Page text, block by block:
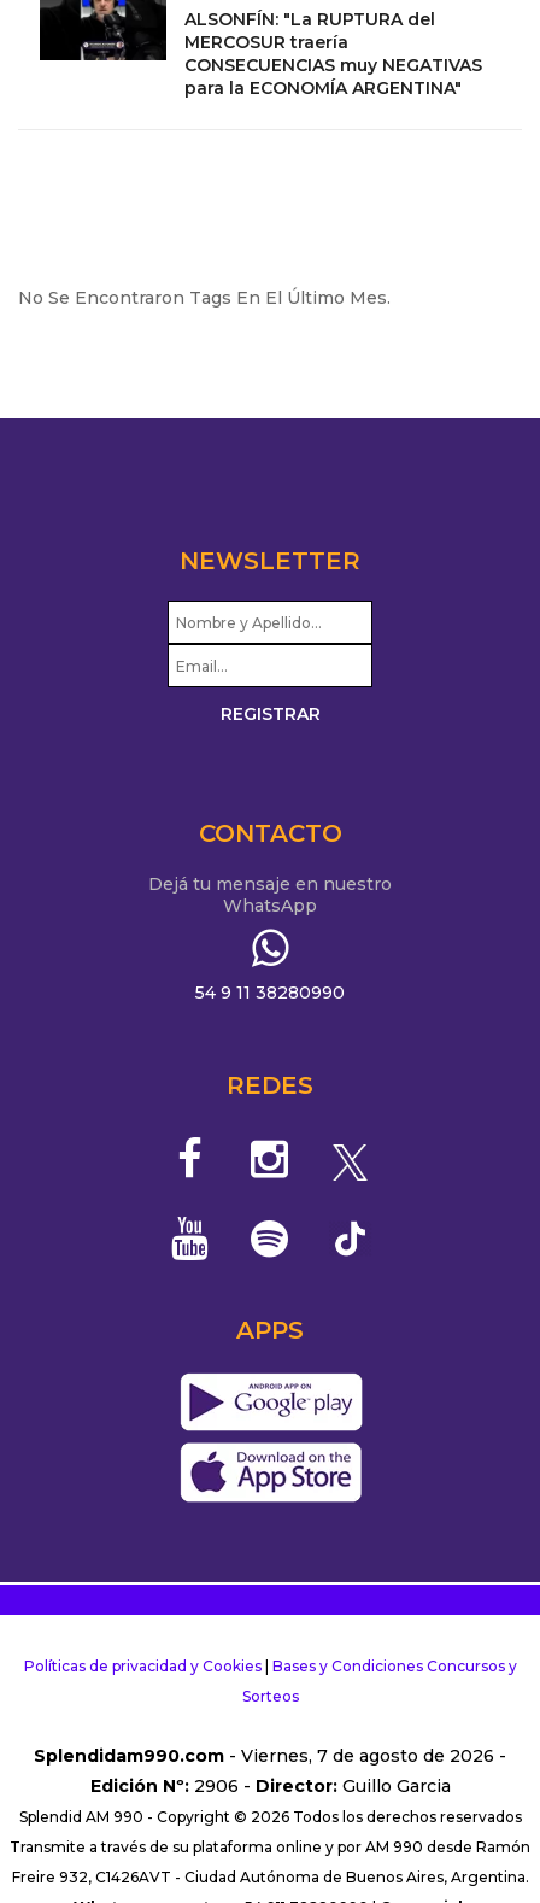
ALSONFÍN: "La RUPTURA del
MERCOSUR traería
CONSECUENCIAS muy NEGATIVAS
para la ECONOMÍA ARGENTINA"
No Se Encontraron Tags En El Último Mes.
NEWSLETTER
CONTACTO
Dejá tu mensaje en nuestro
WhatsApp
54 9 11 38280990
REDES
APPS
Políticas de privacidad y Cookies| Bases y Condiciones Concursos y
Sorteos
Splendidam990.com - Viernes, 7 de agosto de 2026 -
Edición Nº:2906 - Director:Guillo Garcia
Splendid AM 990 - Copyright © 2026 Todos los derechos reservados
Transmite a través de su plataforma online y por AM 990 desde Ramón
Freire 932, C1426AVT - Ciudad Autónoma de Buenos Aires, Argentina.